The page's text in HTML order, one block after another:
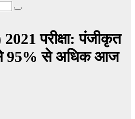
परीक्षा: पंजीकृत
से 95% से अधिक आज